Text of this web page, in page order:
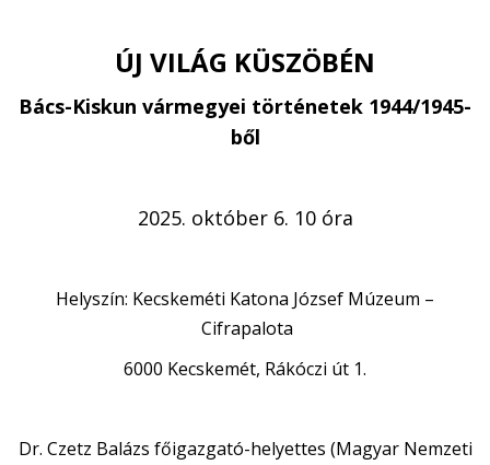
ÚJ VILÁG KÜSZÖBÉN
Bács-Kiskun vármegyei történetek 1944/1945-
ből
2025. október 6. 10 óra
Helyszín: Kecskeméti Katona József Múzeum –
Cifrapalota
6000 Kecskemét, Rákóczi út 1.
Dr. Czetz Balázs főigazgató-helyettes (Magyar Nemzeti